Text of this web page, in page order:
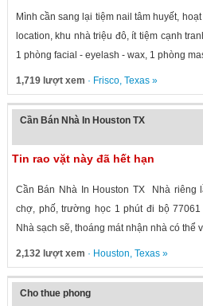
Mình cần sang lại tiệm nail tâm huyết,
location, khu nhà triệu đô, ít tiệm cạnh
1 phòng facial - eyelash - wax, 1 phòng
1,719 lượt xem · Frisco, Texas»
Cần Bán Nhà In Houston TX
Tin rao vặt này đã hết hạn
Cần Bán Nhà In Houston TX Nhà riêng
chợ, phố, trường học 1 phút đi bộ
Nhà sạch sẽ, thoáng mát nhận nhà có thể
2,132 lượt xem · Houston, Texas»
Cho thue phong